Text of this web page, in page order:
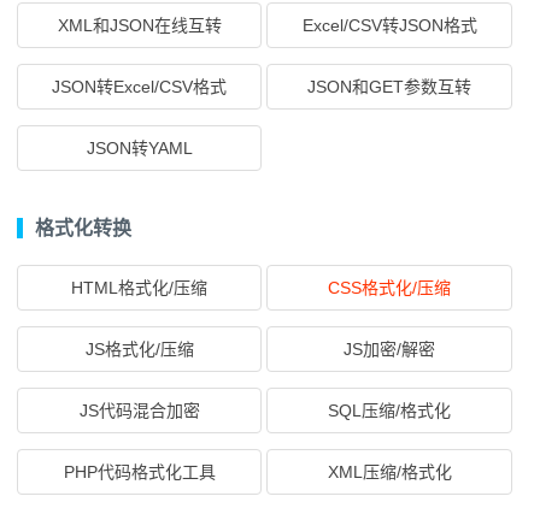
XML和JSON在线互转 Excel/CSV转JSON格式
JSON转Excel/CSV格式 JSON和GET参数互转
JSON转YAML
格式化转换
HTML格式化/压缩 CSS格式化/压缩
JS格式化/压缩 JS加密/解密
JS代码混合加密 SQL压缩/格式化
PHP代码格式化工具 XML压缩/格式化